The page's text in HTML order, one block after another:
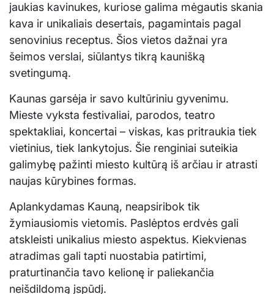
jaukias kavinukes, kuriose galima mėgautis skania
kava ir unikaliais desertais, pagamintais pagal
senovinius receptus. Šios vietos dažnai yra
šeimos verslai, siūlantys tikrą kaunišką
svetingumą.
Kaunas garsėja ir savo kultūriniu gyvenimu.
Mieste vyksta festivaliai, parodos, teatro
spektakliai, koncertai – viskas, kas pritraukia tiek
vietinius, tiek lankytojus. Šie renginiai suteikia
galimybę pažinti miesto kultūrą iš arčiau ir atrasti
naujas kūrybines formas.
Aplankydamas Kauną, neapsiribok tik
žymiausiomis vietomis. Paslėptos erdvės gali
atskleisti unikalius miesto aspektus. Kiekvienas
atradimas gali tapti nuostabia patirtimi,
praturtinančia tavo kelionę ir paliekančia
neišdildomą įspūdį.